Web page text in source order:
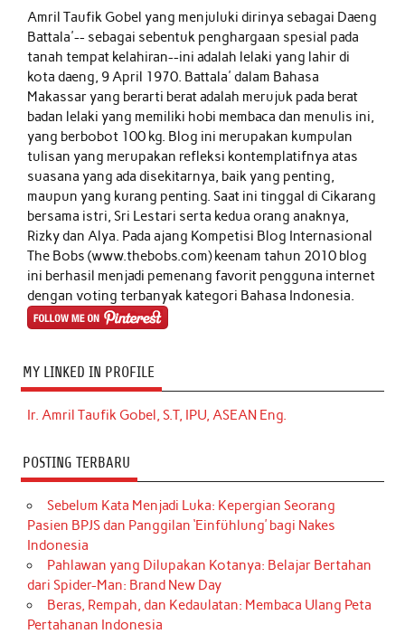
Amril Taufik Gobelyang menjuluki dirinya sebagai Daeng
Battala'-- sebagai sebentuk penghargaan spesial pada
tanah tempat kelahiran--ini adalah lelaki yang lahir di
kota daeng, 9 April 1970. Battala' dalam Bahasa
Makassar yang berarti berat adalah merujuk pada berat
badan lelaki yang memiliki hobi membaca dan menulis ini,
yang berbobot 100 kg. Blog ini merupakan kumpulan
tulisan yang merupakan refleksi kontemplatifnya atas
suasana yang ada disekitarnya, baik yang penting,
maupun yang kurang penting. Saat ini tinggal di Cikarang
bersama istri, Sri Lestari serta kedua orang anaknya,
Rizky dan Alya. Pada ajang Kompetisi Blog Internasional
The Bobs (www.thebobs.com) keenam tahun 2010 blog
ini berhasil menjadi pemenang favorit pengguna internet
dengan voting terbanyak kategori Bahasa Indonesia.
MY LINKED IN PROFILE
Ir. Amril Taufik Gobel, S.T, IPU, ASEAN Eng.
POSTING TERBARU
Sebelum Kata Menjadi Luka: Kepergian Seorang
Pasien BPJS dan Panggilan ‘Einfühlung’ bagi Nakes
Indonesia
Pahlawan yang Dilupakan Kotanya: Belajar Bertahan
dari Spider-Man: Brand New Day
Beras, Rempah, dan Kedaulatan: Membaca Ulang Peta
Pertahanan Indonesia